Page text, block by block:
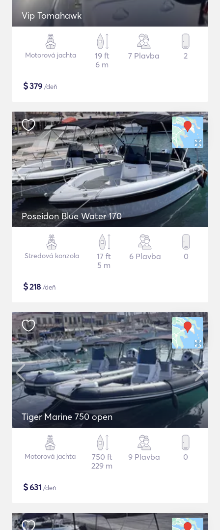
Vip Tomahawk
Motorová jachta
19 ft
6 m
7 Plavba 2
$379 /deň
Poseidon Blue Water 170
Stredová konzola
17 ft
5 m
6 Plavba 0
$218 /deň
Tiger Marine 750 open
Motorová jachta
750 ft
229 m
9 Plavba 0
$631 /deň